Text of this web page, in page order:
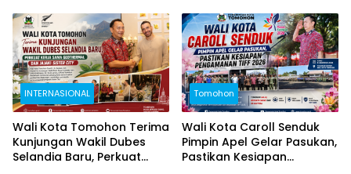
Lewat TIFF 2026
INTERNASIONAL
Wali Kota Tomohon Terima
Kunjungan Wakil Dubes
Selandia Baru, Perkuat
Tomohon
Wali Kota Caroll Senduk
Pimpin Apel Gelar Pasukan,
Pastikan Kesiapan